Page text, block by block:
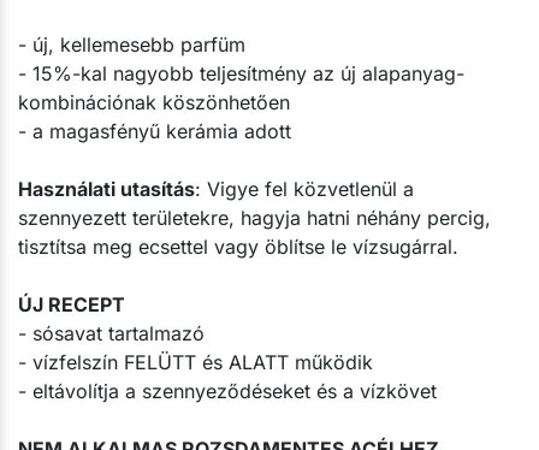
- új, kellemesebb parfüm
- 15%-kal nagyobb teljesítmény az új alapanyag-
kombinációnak köszönhetően
- a magasfényű kerámia adott
Használati utasítás: Vigye fel közvetlenül a
szennyezett területekre, hagyja hatni néhány percig,
tisztítsa meg ecsettel vagy öblítse le vízsugárral.
ÚJ RECEPT
- sósavat tartalmazó
- vízfelszín FELÜTT és ALATT működik
- eltávolítja a szennyeződéseket és a vízkövet